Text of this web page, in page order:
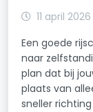
11 april 2026
Een goede
naar
plan dat bij
plaats van
sneller richting